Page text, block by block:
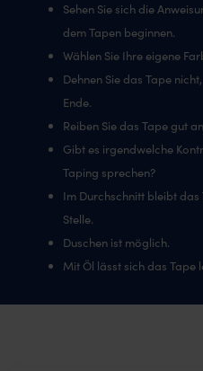
Sehen Sie sich die
dem Tapen beginnen.
Wählen Sie Ihre eigene
Dehnen Sie das Tape
Ende.
Reiben Sie das Tape gut
Gibt es irgendwelche
Taping sprechen?
Im Durchschnitt bleibt
Stelle.
Duschen ist möglich.
Mit Öl lässt sich das Tape